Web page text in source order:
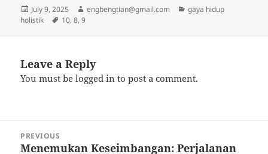
Posted
on
July 9, 2025 Author
engbengtian@gmail.com Categories
gaya hidup
holistik
Tags
10,8,9
Leave a Reply
You must belogged in to post a comment.
navigation
PREVIOUS
Previous
Menemukan Keseimbangan: Perjalanan